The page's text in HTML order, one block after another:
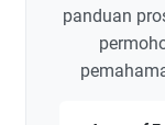
panduan